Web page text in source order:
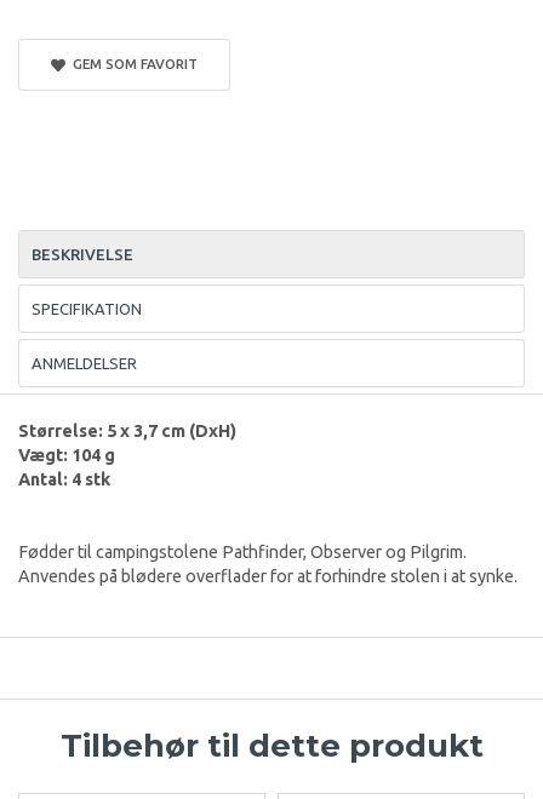
GEM SOM FAVORIT
BESKRIVELSE
SPECIFIKATION
ANMELDELSER
Størrelse: 5 x 3,7 cm (DxH)
Vægt: 104 g
Antal: 4 stk
Fødder til campingstolene Pathfinder, Observer og Pilgrim.
Anvendes på blødere overflader for at forhindre stolen i at synke.
Tilbehør til dette produkt